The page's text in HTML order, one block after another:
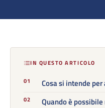
IN QUESTO ARTICOLO
Cosa si intende
Quando è